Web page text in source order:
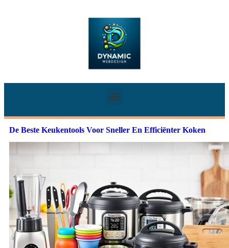
De Beste Keukentools Voor Sneller En Efficiënter Koken